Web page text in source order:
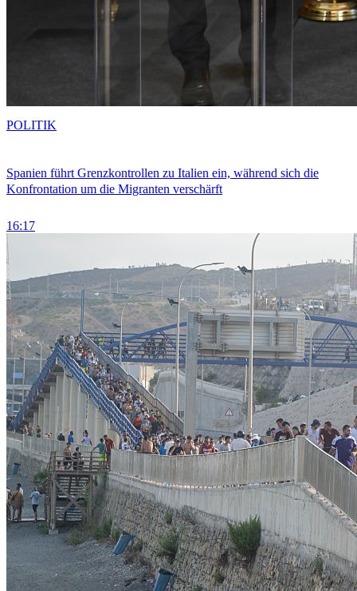
Spanien führt Grenzkontrollen zu Italien ein, während sich die
Konfrontation um die Migranten verschärft
16:17
POLITIK